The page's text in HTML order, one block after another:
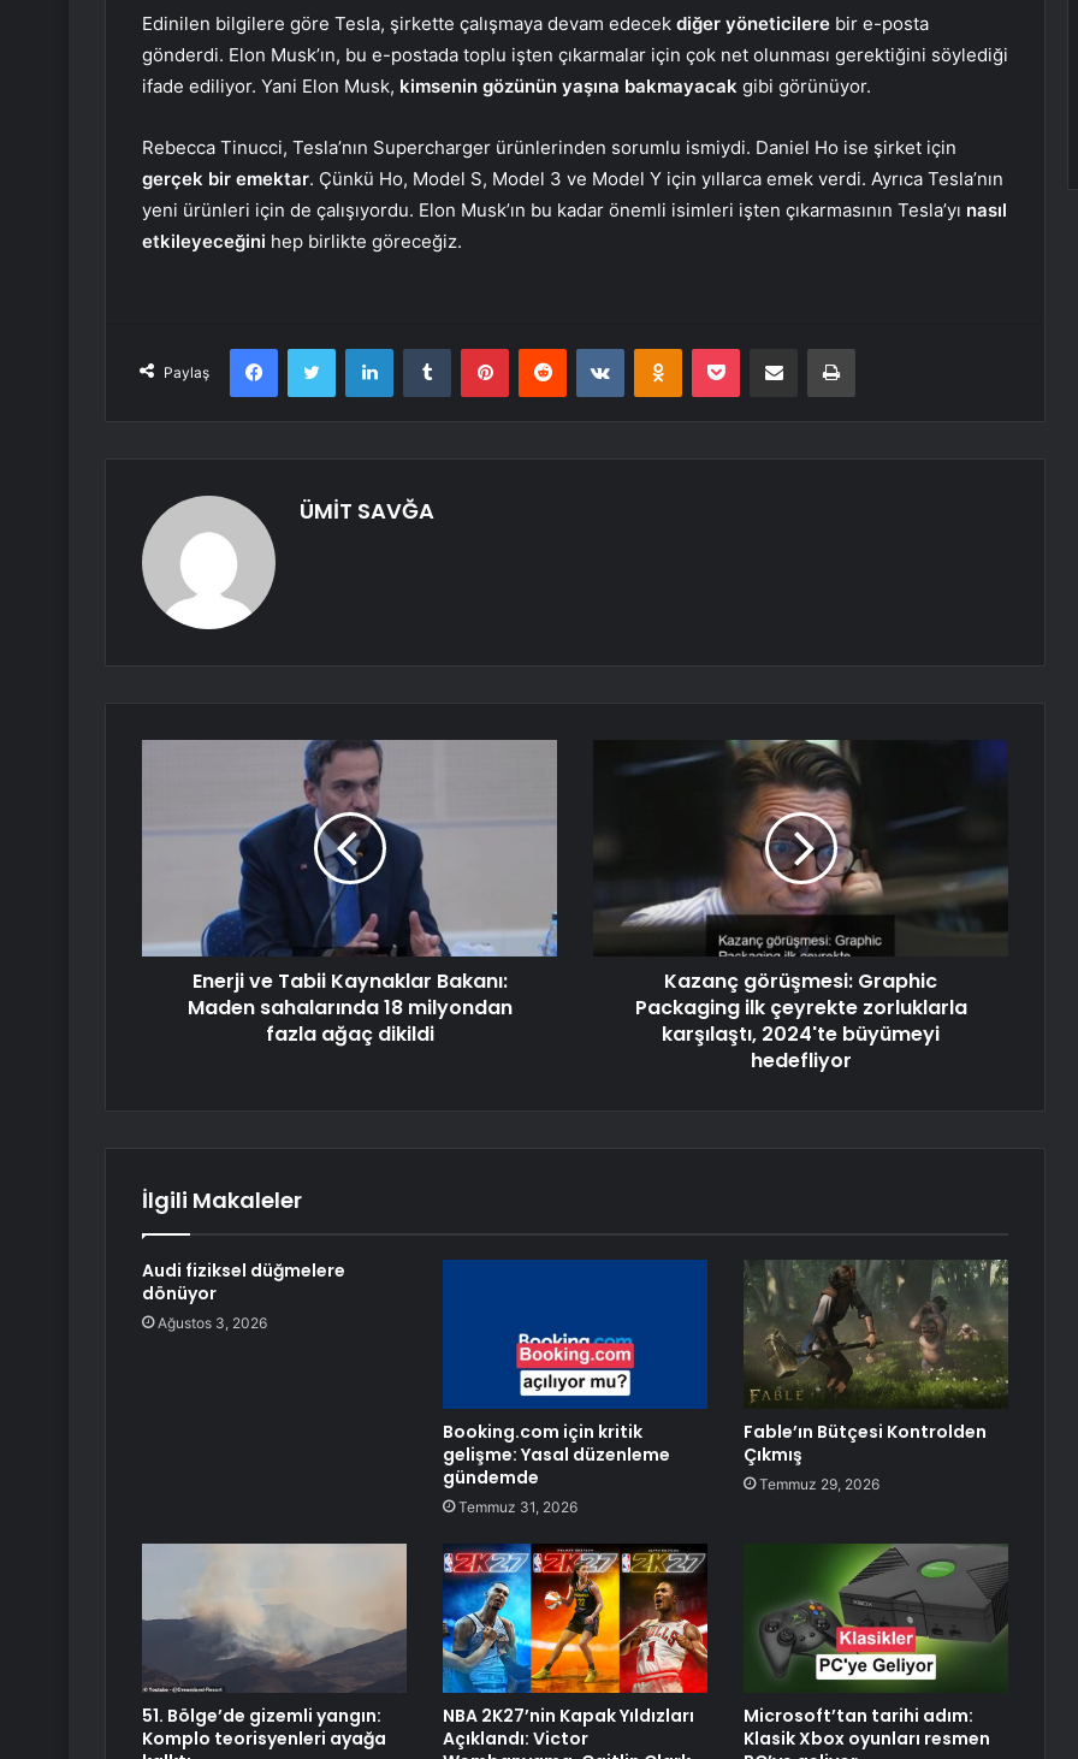
Edinilen bilgilere göre Tesla, şirkette çalışmaya devam edecek diğer yöneticilere bir e-posta
gönderdi. Elon Musk’ın, bu e-postada toplu işten çıkarmalar için çok net olunması gerektiğini söylediği
ifade ediliyor. Yani Elon Musk, kimsenin gözünün yaşına bakmayacak gibi görünüyor.
Rebecca Tinucci, Tesla’nın Supercharger ürünlerinden sorumlu ismiydi. Daniel Ho ise şirket için
gerçek bir emektar. Çünkü Ho, Model S, Model 3 ve Model Y için yıllarca emek verdi. Ayrıca Tesla’nın
yeni ürünleri için de çalışıyordu. Elon Musk’ın bu kadar önemli isimleri işten çıkarmasının Tesla’yı nasıl
etkileyeceğini hep birlikte göreceğiz.
Paylaş
FacebookTwitter LinkedInTumblr PinterestReddit VKontakteOdnoklassniki
Pocket E-Posta ile paylaş Yazdır
ÜMİT SAVĞA
Enerji ve Tabii Kaynaklar Bakanı:
Maden sahalarında 18 milyondan
fazla ağaç dikildi
Kazanç görüşmesi: Graphic
Packaging ilk çeyrekte zorluklarla
karşılaştı, 2024'te büyümeyi
hedefliyor
İlgili Makaleler
Audi fiziksel düğmelere
dönüyor
Ağustos 3, 2026
Booking.com için kritik
gelişme: Yasal düzenleme
gündemde
Temmuz 31, 2026
Fable’ın Bütçesi Kontrolden
Çıkmış
Temmuz 29, 2026
51. Bölge’de gizemli yangın:
Komplo teorisyenleri ayağa
NBA 2K27’nin Kapak Yıldızları
Açıklandı: Victor
Microsoft’tan tarihi adım:
Klasik Xbox oyunları resmen